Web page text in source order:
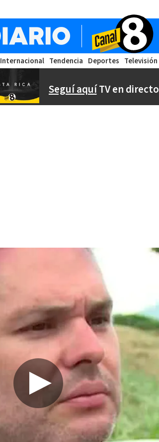
Internacional Tendencia Deportes Televisión
Seguí aquíTV en directo